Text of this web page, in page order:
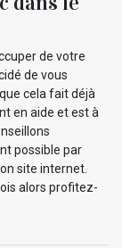
de votre
de vous
cela fait déjà
en aide et est à
possible par
site internet.
alors profitez-